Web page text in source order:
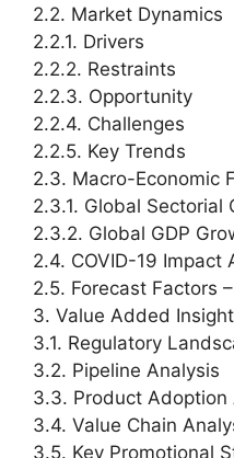
2.2. Market Dynamics
2.2.1. Drivers
2.2.2. Restraints
2.2.3. Opportunity
2.2.4. Challenges
2.2.5. Key Trends
2.3. Macro-Economic
2.3.1. Global Sectorial
2.3.2. Global GDP
2.4. COVID-19 Impact
2.5. Forecast Factors
3. Value Added
3.1. Regulatory
3.2. Pipeline Analysis
3.3. Product Adoption
3.4. Value Chain
3.5. Key Promotional